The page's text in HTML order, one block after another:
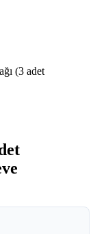
(3 adet